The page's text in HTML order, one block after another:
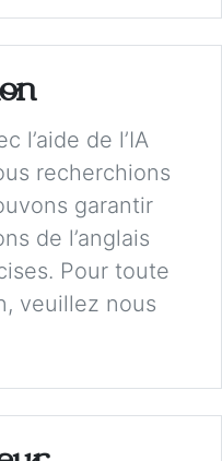
l’aide de l’IA
recherchions
garantir
de l’anglais
Pour toute
veuillez nous